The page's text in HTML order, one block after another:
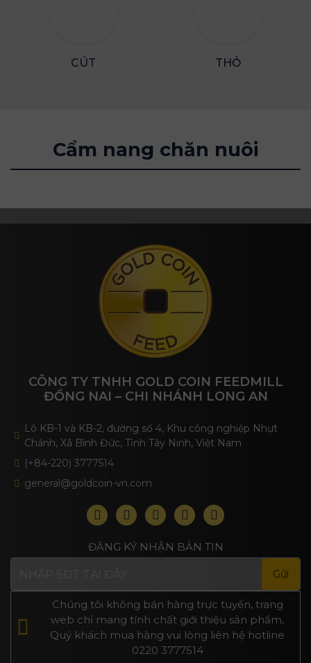
CÚT THỎ
Cẩm nang chăn nuôi
CÔNG TY TNHH GOLD COIN FEEDMILL
ĐỒNG NAI – CHI NHÁNH LONG AN
Lô KB-1 và KB-2, đường số 4, Khu công nghiệp Nhựt
Chánh, Xã Bình Đức, Tỉnh Tây Ninh, Việt Nam
(+84-220) 3777514
general@goldcoin-vn.com
ĐĂNG KÝ NHẬN BẢN TIN
Chúng tôi không bán hàng trực tuyến, trang
web chỉ mang tính chất giới thiệu sản phẩm,
Quý khách mua hàng vui lòng liên hệ hotline
0220 3777514